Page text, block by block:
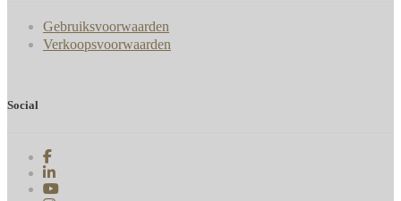
Gebruiksvoorwaarden
Verkoopsvoorwaarden
Social